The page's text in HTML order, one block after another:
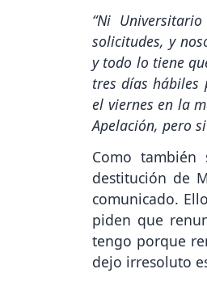
“Ni
solicitudes, y
y todo lo tiene
tres días hábiles
el viernes en la
Apelación, pero
Como
destitución de
comunicado.
piden que
tengo porque
dejo irresoluto